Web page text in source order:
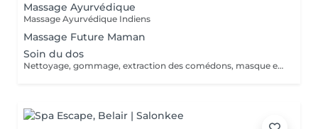
Massage Ayurvédique
Massage Ayurvédique Indiens
Massage Future Maman
Soin du dos
Nettoyage, gommage, extraction des comédons, masque et massage